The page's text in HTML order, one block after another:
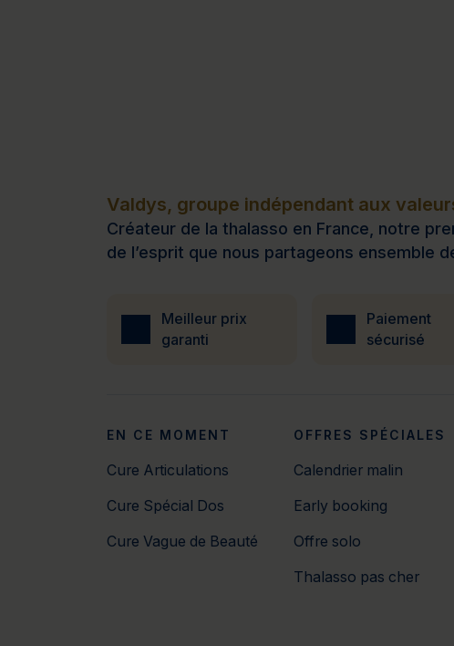
Valdys, groupe indépendant aux
Créateur de la thalasso en France, notre
de l’esprit que nous partageons ensemble
Meilleur prix
garanti
Paiement
sécurisé
EN CE MOMENT
Cure Articulations
Cure Spécial Dos
Cure Vague de Beauté
OFFRES SPÉCIALES
Calendrier malin
Early booking
Offre solo
Thalasso pas cher